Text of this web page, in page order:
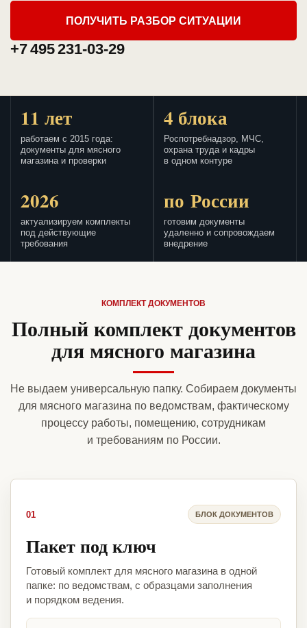
ПОЛУЧИТЬ РАЗБОР СИТУАЦИИ
+7 495 231-03-29
11 лет
работаем с 2015 года:
документы для мясного
магазина и проверки
4 блока
Роспотребнадзор, МЧС,
охрана труда и кадры
в одном контуре
2026
актуализируем комплекты
под действующие
требования
по России
готовим документы
удаленно и сопровождаем
внедрение
КОМПЛЕКТ ДОКУМЕНТОВ
Полный комплект документов
для мясного магазина
Не выдаем универсальную папку. Собираем документы
для мясного магазина по ведомствам, фактическому
процессу работы, помещению, сотрудникам
и требованиям по России.
01 БЛОК ДОКУМЕНТОВ
Пакет под ключ
Готовый комплект для мясного магазина в одной
папке: по ведомствам, с образцами заполнения
и порядком ведения.